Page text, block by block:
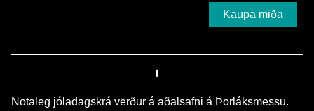
Kaupa miða
Notaleg jóladagskrá verður á aðalsafni á Þorláksmessu.